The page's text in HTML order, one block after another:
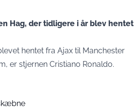
Hag, der tidligere i år blev hentet
hentet fra Ajax til Manchester
er stjernen Cristiano Ronaldo.